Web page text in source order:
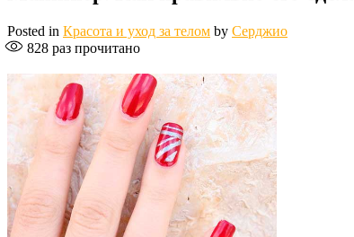
Posted in Красота и уход за телом by Серджио
828 раз прочитано